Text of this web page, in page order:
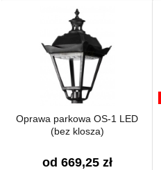
Oprawa parkowa OS-1 LED
(bez klosza)
od 669,25 zł